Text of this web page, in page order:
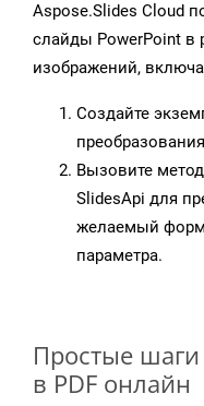
Aspose.Slides Cloud
слайды PowerPoint
изображений,
Создайте
Вызовите метод
SlidesApi для
желаемый
параметра.
Простые шаги
в PDF онлайн